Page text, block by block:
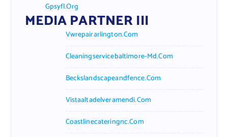
Gpsyfl.org
MEDIA PARTNER III
Vwrepairarlington.com
Cleaningservicebaltimore-Md.com
Beckslandscapeandfence.com
Vistaaltadelveramendi.com
Coastlinecateringnc.com